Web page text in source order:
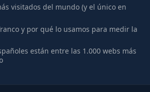
visitados del mundo (y el único en
y por qué lo usamos para medir la
están entre las 1.000 webs más